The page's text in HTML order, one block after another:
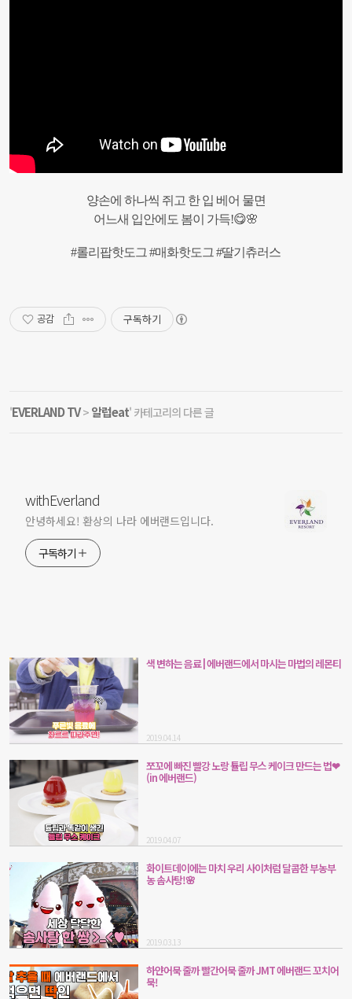
양손에 하나씩 쥐고 한 입 베어 물면
어느새 입안에도 봄이 가득!😋🌸
#롤리팝핫도그 #매화핫도그 #딸기츄러스
공감 구독하기
'EVERLAND TV> 알럽eat' 카테고리의 다른 글
withEverland
안녕하세요! 환상의 나라 에버랜드입니다.
구독하기
색 변하는 음료 | 에버랜드에서 마시는 마법의 레몬티
2019.04.14
쪼꼬에 빠진 빨강 노랑 튤립 무스 케이크 만드는 법❤
(in 에버랜드)
2019.04.07
화이트데이에는 마치 우리 사이처럼 달콤한 부농부
농 솜사탕!🌸
2019.03.13
하얀어묵 줄까 빨간어묵 줄까 JMT 에버랜드 꼬치어
묵!